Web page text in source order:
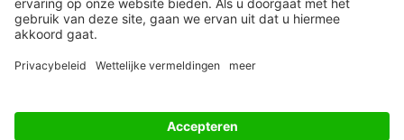
Algemene Voorwaarden